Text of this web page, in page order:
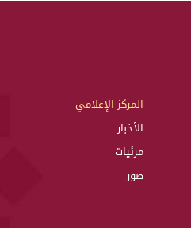
المركز الإعلامي
الأخبار
مرئيات
صور